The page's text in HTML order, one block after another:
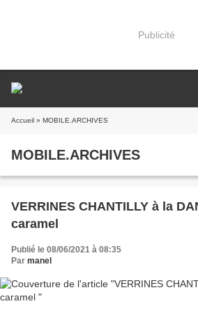
Publicité
Accueil » MOBILE.ARCHIVES
MOBILE.ARCHIVES
VERRINES CHANTILLY à la
caramel
Publié le 08/06/2021 à 08:35
Par manel